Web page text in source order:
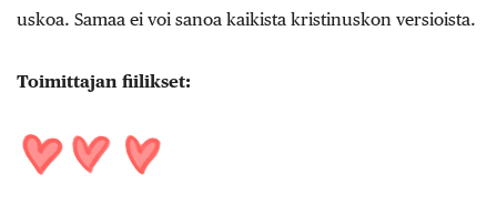
uskoa. Samaa ei voi sanoa kaikista kristinuskon versioista.
Toimittajan fiilikset: